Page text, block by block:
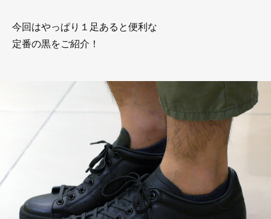
今回はやっぱり１足あると便利な
定番の黒をご紹介！